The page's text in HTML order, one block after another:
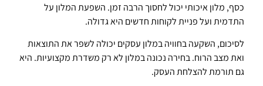
כסף, מלון איכותי יכול לחסוך הרבה זמן. השפעת המלון על
התדמית ועל פניית לקוחות חדשים היא גדולה.
לסיכום, השקעה בחוויה במלון עסקים יכולה לשפר את התוצאות
ואת מצב הרוח. בחירה נכונה במלון לא רק משדרת מקצועיות. היא
גם תורמת להצלחת העסק.